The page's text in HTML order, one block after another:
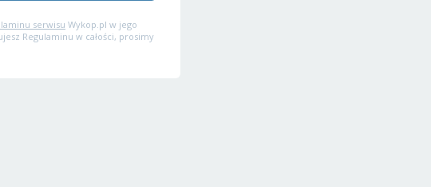
serwisu Wykop.pl w jego
Regulaminu w całości, prosimy